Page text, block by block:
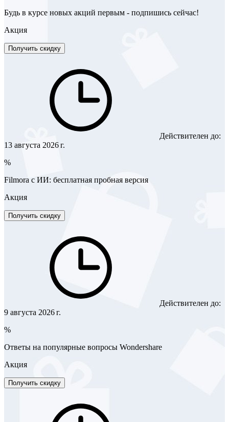
Будь в курсе новых акций первым - подпишись сейчас!
Акция
Получить скидку
Действителен до:
13 августа 2026 г.
%
Filmora с ИИ: бесплатная пробная версия
Акция
Получить скидку
Действителен до:
9 августа 2026 г.
%
Ответы на популярные вопросы Wondershare
Акция
Получить скидку